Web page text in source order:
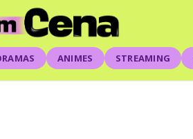
ANIMES STREAMING